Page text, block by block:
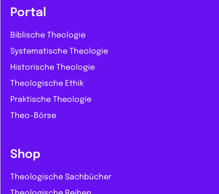
Portal
Biblische Theologie
Systematische Theologie
Historische Theologie
Theologische Ethik
Praktische Theologie
Theo-Börse
Shop
Theologische Sachbücher